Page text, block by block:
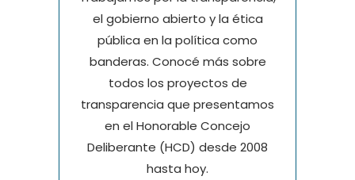
el gobierno abierto y la ética
pública en la política como
banderas. Conocé más sobre
todos los proyectos de
transparencia que presentamos
en el Honorable Concejo
Deliberante (HCD) desde 2008
hasta hoy.